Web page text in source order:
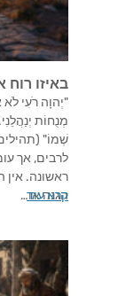
באיזו רוח
"יְהוָה רֹעִי
מְנֻחוֹת
שְׁמוֹ"
לרבים, אך
ראשונה. אין
הגנה או…
קרא עוד